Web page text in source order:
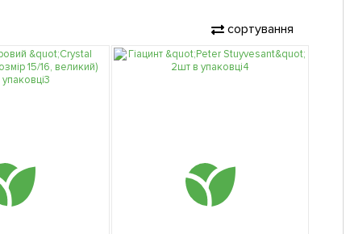
сортування